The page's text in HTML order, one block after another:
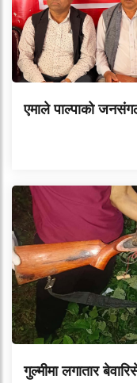
एमाले पाल्पाको
गुल्मीमा लगातार